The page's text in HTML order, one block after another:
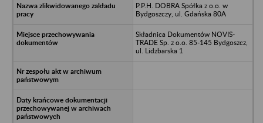
P.P.H. DOBRA Spółka z o.o. w
Bydgoszczy, ul. Gdańska 80A
Składnica Dokumentów NOVIS-
TRADE Sp. z o.o. 85-145 Bydgoszcz,
ul. Lidzbarska 1